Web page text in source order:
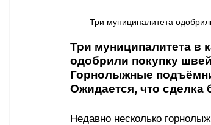
Три муниципалитета
Три муниципалитета в
одобрили покупку
Горнолыжные
Ожидается, что
Недавно несколько